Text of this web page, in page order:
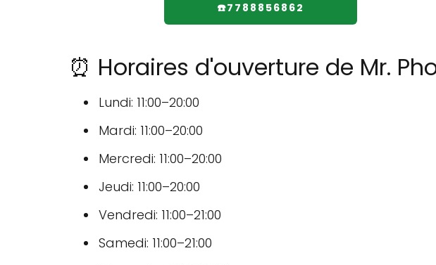
☎️7788856862
⏰ Horaires d'ouverture de Mr.
Lundi: 11:00–20:00
Mardi: 11:00–20:00
Mercredi: 11:00–20:00
Jeudi: 11:00–20:00
Vendredi: 11:00–21:00
Samedi: 11:00–21:00